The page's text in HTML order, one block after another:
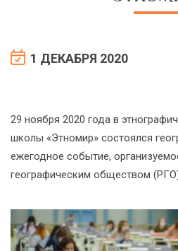
1 ДЕКАБРЯ 2020
29 ноября 2020 года в
школы «Этномир» состоялся
ежегодное событие,
географическим обществом